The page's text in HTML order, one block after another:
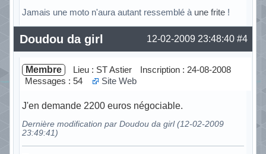
Jamais une moto n'aura autant ressemblé à une frite!
Hors ligne #4
12-02-2009 23:48:40
Doudou da girl
Membre Lieu : ST Astier
Inscription : 24-08-2008
Messages : 54
Site Web
J'en demande 2200 euros négociable.
Dernière modification par Doudou da girl (12-02-2009
23:49:41)